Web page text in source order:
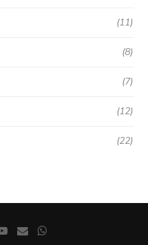
(11)
(8)
(7)
(12)
(22)